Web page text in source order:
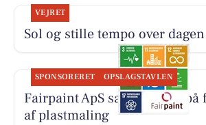
VEJRET
Sol og stille tempo over dagen
SPONSORERET OPSLAGSTAVLEN
Fairpaint ApS sætter fokus på
af plastmaling